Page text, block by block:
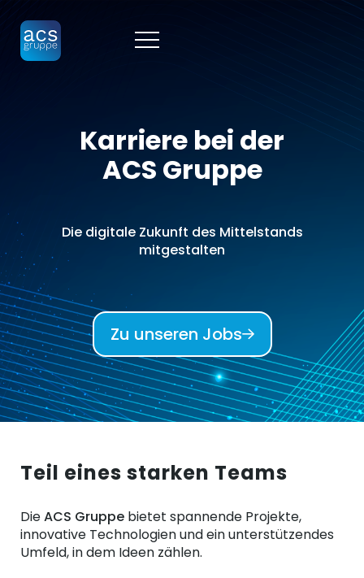
Karriere bei der
ACS Gruppe
Die digitale Zukunft des Mittelstands
mitgestalten
Zu unseren Jobs
Teil eines starken Teams
DieACS Gruppe bietet spannende Projekte,
innovative Technologien und ein unterstützendes
Umfeld, in dem Ideen zählen.